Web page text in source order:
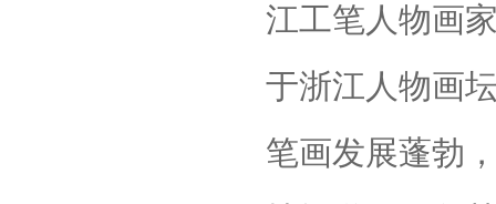
江工笔人物画
于浙江人物画
笔画发展蓬勃